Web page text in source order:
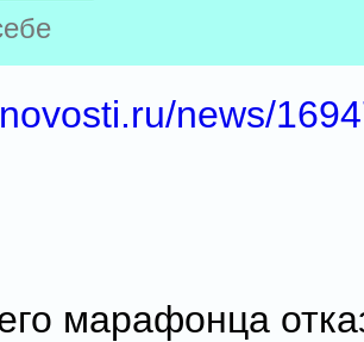
news/
марафонца